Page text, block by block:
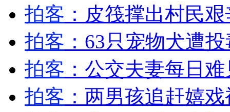
山西运城恶犬咬伤多人 警民合力深夜将其击毙
女孩北京地铁殴打老人 痛下狠手拳打脚踢
无痛分娩是否安全 医生回应
拍客 ：皮筏撑出村民
拍客 ：63只宠物犬遭
拍客 ：公交夫妻每日
拍客 ：两男孩追赶嬉